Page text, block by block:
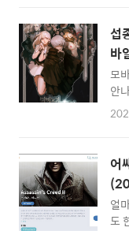
요.
큰
그
기
라
거
단
봅
어
와
섭
바
모
안
것
도
행
을
애
해
어
얼
도